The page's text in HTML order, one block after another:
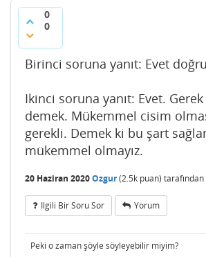
0
0
Birinci soruna yanıt: Evet
Ikinci soruna yanıt: Evet.
demek. Mükemmel cisim
gerekli. Demek ki bu şart
mükemmel olmayız.
20 Haziran 2020Ozgur(2.5k puan) tarafından
Ilgili Bir Soru Sor Yorum
Peki o zaman şöyle söyleyebilir miyim?